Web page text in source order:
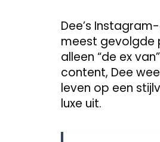
Dee’s
meest gevolgde
alleen “de ex
content, Dee
leven op een
luxe uit.